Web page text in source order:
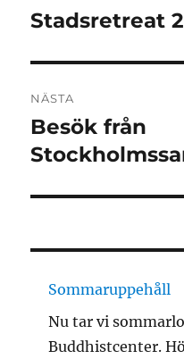
Föregående
Stadsretreat
NÄSTA
Nästa
inlägg:
Besök från
Sommaruppehåll
Nu tar vi
Buddhistcenter.